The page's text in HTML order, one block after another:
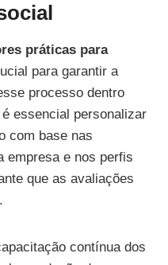
práticas para
para garantir a
processo dentro
essencial personalizar
com base nas
empresa e nos perfis
que as avaliações
contínua dos